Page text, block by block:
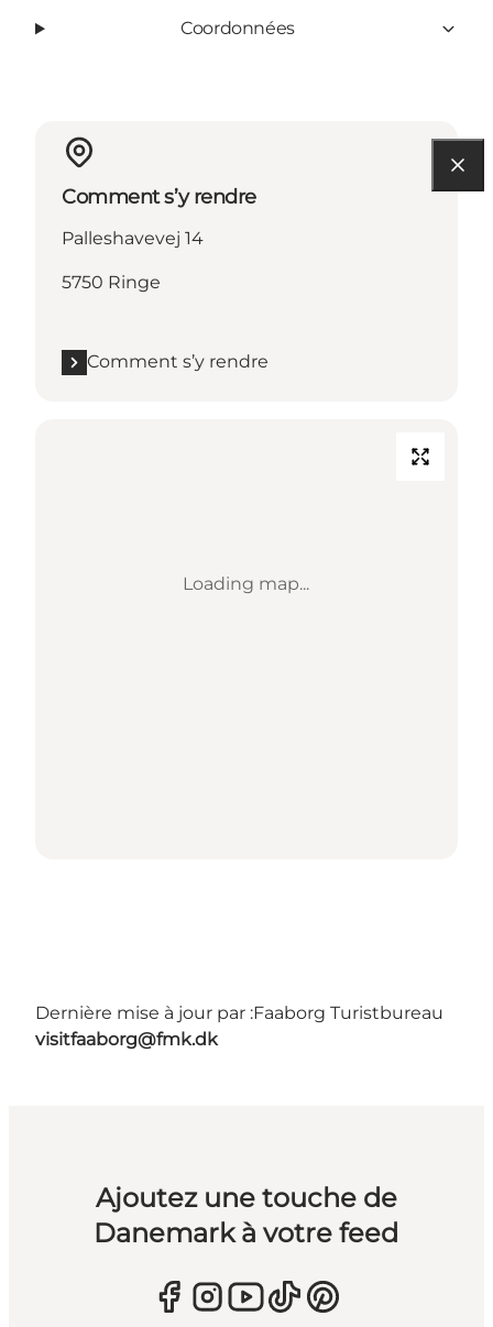
Coordonnées
Comment s’y rendre
Palleshavevej 14
5750 Ringe
Comment s’y rendre
Loading map...
Dernière mise à jour par :Faaborg Turistbureau
visitfaaborg@fmk.dk
Ajoutez une touche de
Danemark à votre feed